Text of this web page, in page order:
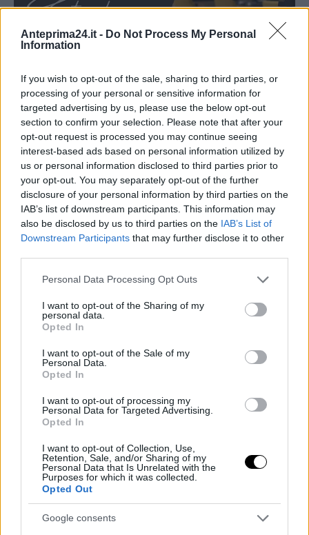
Anteprima24.it - Do Not Process My Personal
Information
If you wish to opt-out of the sale, sharing to third parties, or
processing of your personal or sensitive information for
targeted advertising by us, please use the below opt-out
section to confirm your selection. Please note that after your
opt-out request is processed you may continue seeing
interest-based ads based on personal information utilized by
us or personal information disclosed to third parties prior to
your opt-out. You may separately opt-out of the further
disclosure of your personal information by third parties on the
IAB’s list of downstream participants. This information may
also be disclosed by us to third parties on the IAB’s List of
Downstream Participants that may further disclose it to other
Please note that this website/app uses one or more Google
not limited to your visit or usage behaviour. You may click to
grant or deny consent to Google and its third-party tags to
use your data for below specified purposes in below Google
consent section.
Personal Data Processing Opt Outs
I want to opt-out of the Sharing of my
personal data.
Opted In
I want to opt-out of the Sale of my
Personal Data.
Opted In
I want to opt-out of processing my
Personal Data for Targeted Advertising.
Opted In
I want to opt-out of Collection, Use,
Retention, Sale, and/or Sharing of my
Personal Data that Is Unrelated with the
Purposes for which it was collected.
Opted Out
Google consents